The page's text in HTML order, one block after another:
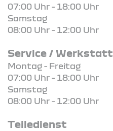
07:00 Uhr - 18:00 Uhr
Samstag
08:00 Uhr - 12:00 Uhr
Service / Werkstatt
Montag - Freitag
07:00 Uhr - 18:00 Uhr
Samstag
08:00 Uhr - 12:00 Uhr
Teiledienst